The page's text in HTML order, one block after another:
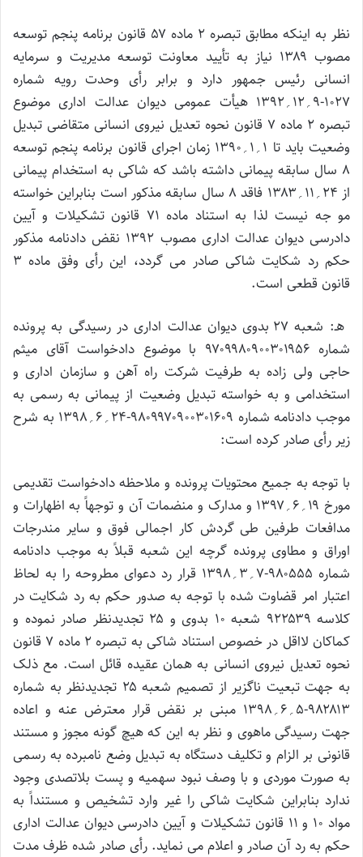
نظر به اینکه مطابق تبصره ۲ ماده ۵۷ قانون برنامه پنجم توسعه
مصوب ۱۳۸۹ نیاز به تأیید معاونت توسعه مدیریت و سرمایه
انسانی رئیس جمهور دارد و برابر رأی وحدت رویه شماره
۱۰۲۷-۹؍۱۲؍۱۳۹۲ هیأت عمومی دیوان عدالت اداری موضوع
تبصره ۲ ماده ۷ قانون نحوه تعدیل نیروی انسانی متقاضی تبدیل
وضعیت باید تا ۱؍۱؍۱۳۹۰ زمان اجرای قانون برنامه پنجم توسعه
۸ سال سابقه پیمانی داشته باشد که شاکی به استخدام پیمانی
از ۲۴؍۱۱؍۱۳۸۳ فاقد ۸ سال سابقه مذکور است بنابراین خواسته
مو جه نیست لذا به استناد ماده ۷۱ قانون تشکیلات و آیین
دادرسی دیوان عدالت اداری مصوب ۱۳۹۲ نقض دادنامه مذکور
حکم رد شکایت شاکی صادر می گردد، این رأی وفق ماده ۳
قانون قطعی است.
هـ: شعبه ۲۷ بدوی دیوان عدالت اداری در رسیدگی به پرونده
شماره ۹۷۰۹۹۸۰۹۰۰۳۰۱۹۵۶ با موضوع دادخواست آقای میثم
حاجی ولی زاده به طرفیت شرکت راه آهن و سازمان اداری و
استخدامی و به خواسته تبدیل وضعیت از پیمانی به رسمی به
موجب دادنامه شماره ۹۸۰۹۹۷۰۹۰۰۳۰۱۶۰۹-۲۴؍۶؍۱۳۹۸ به شرح
زیر رأی صادر کرده است:
با توجه به جمیع محتویات پرونده و ملاحظه دادخواست تقدیمی
مورخ ۱۹؍۶؍۱۳۹۷ و مدارک و منضمات آن و توجهاً به اظهارات و
مدافعات طرفین طی گردش کار اجمالی فوق و سایر مندرجات
اوراق و مطاوی پرونده گرچه این شعبه قبلاً به موجب دادنامه
شماره ۹۸۰۵۵۵-۷؍۳؍۱۳۹۸ قرار رد دعوای مطروحه را به لحاظ
اعتبار امر قضاوت شده با توجه به صدور حکم به رد شکایت در
کلاسه ۹۲۲۵۳۹ شعبه ۱۰ بدوی و ۲۵ تجدیدنظر صادر نموده و
کماکان لااقل در خصوص استناد شاکی به تبصره ۲ ماده ۷ قانون
نحوه تعدیل نیروی انسانی به همان عقیده قائل است. مع ذلک
به جهت تبعیت ناگزیر از تصمیم شعبه ۲۵ تجدیدنظر به شماره
۹۸۲۸۱۳-۵؍۶؍۱۳۹۸ مبنی بر نقض قرار معترض عنه و اعاده
جهت رسیدگی ماهوی و نظر به این که هیچ گونه مجوز و مستند
قانونی بر الزام و تکلیف دستگاه به تبدیل وضع نامبرده به رسمی
به صورت موردی و با وصف نبود سهمیه و پست بلاتصدی وجود
ندارد بنابراین شکایت شاکی را غیر وارد تشخیص و مستنداً به
مواد ۱۰ و ۱۱ قانون تشکیلات و آیین دادرسی دیوان عدالت اداری
حکم به رد آن صادر و اعلام می نماید. رأی صادر شده ظرف مدت